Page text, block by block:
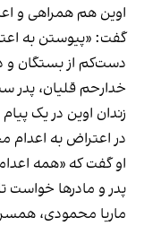
اوین هم همراهی و
گفت: «پیوستن به
دست‌کم از بستگان‌ و
خدارحم قلیان، پدر
زندان اوین در یک
در اعتراض به اعدام
او گفت که «همه
پدر و مادرها خواست
ماریا محمودی،